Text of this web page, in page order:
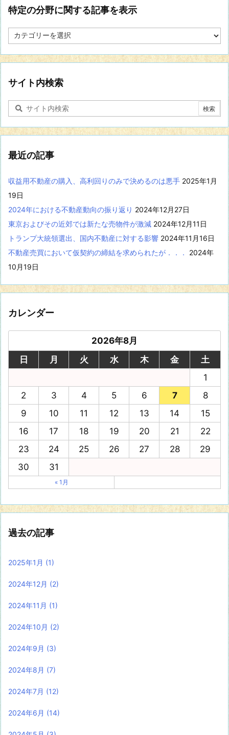
特定の分野に関する記事を表示
定
分
に
関
す
記
事
を
示
サイト内検索
最近の記事
収益用不動産の購入、高利回りのみで決めるのは悪手 2025年1月
19日
2024年における不動産動向の振り返り 2024年12月27日
東京およびその近郊では新たな売物件が激減 2024年12月11日
トランプ大統領選出、国内不動産に対する影響 2024年11月16日
不動産売買において仮契約の締結を求められたが．．．
2024年
10月19日
カレンダー
2026年8月
日
月 火 水 木 金
土
1
2
3 4 5 6 7
8
9
10 11 12 13 14
15
16
17 18 19 20 21
22
23
24 25 26 27 28
29
30
31
« 1月
過去の記事
2025年1月 (1)
2024年12月 (2)
2024年11月 (1)
2024年10月 (2)
2024年9月 (3)
2024年8月 (7)
2024年7月 (12)
2024年6月 (14)